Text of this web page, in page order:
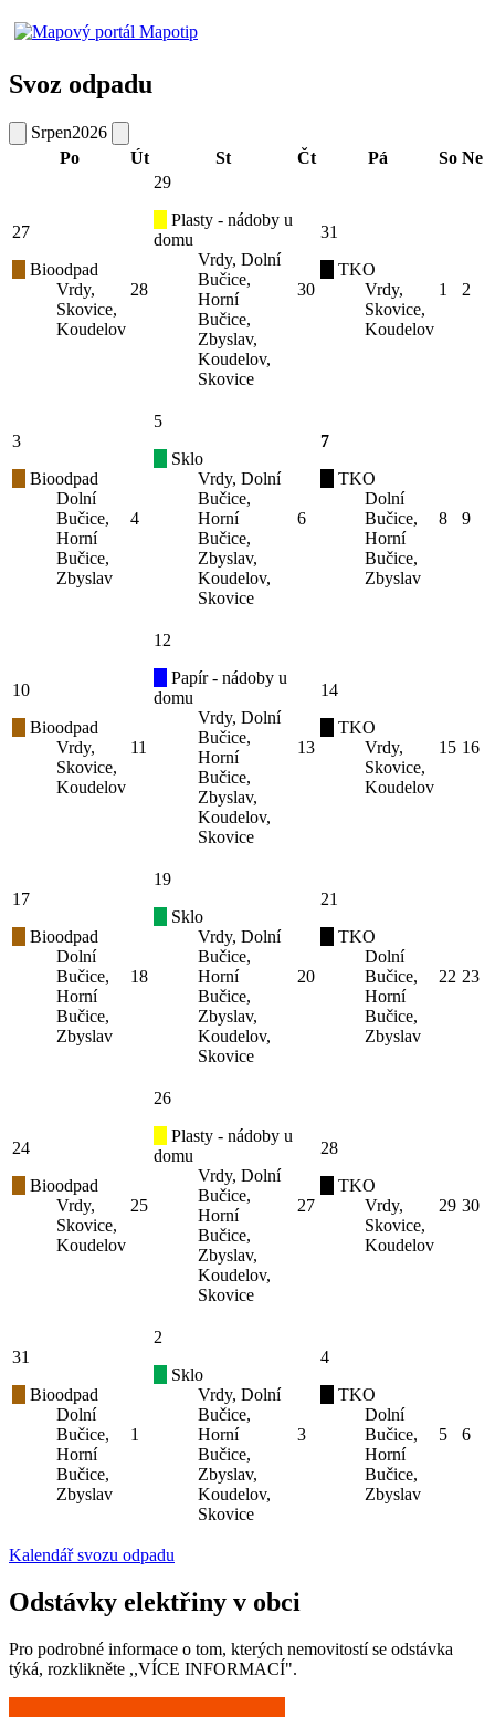
Svoz odpadu
Srpen2026
Po
Út St Čt Pá So Ne
27
Bioodpad
Vrdy,
Skovice,
Koudelov
28
29
Plasty - nádoby u
domu
Vrdy, Dolní
Bučice,
Horní
Bučice,
Zbyslav,
Koudelov,
Skovice
30
31
TKO
Vrdy,
Skovice,
Koudelov
1 2
3
Bioodpad
Dolní
Bučice,
Horní
Bučice,
Zbyslav
4
5
Sklo
Vrdy, Dolní
Bučice,
Horní
Bučice,
Zbyslav,
Koudelov,
Skovice
6
7
TKO
Dolní
Bučice,
Horní
Bučice,
Zbyslav
8 9
10
Bioodpad
Vrdy,
Skovice,
Koudelov
11
12
Papír - nádoby u
domu
Vrdy, Dolní
Bučice,
Horní
Bučice,
Zbyslav,
Koudelov,
Skovice
13
14
TKO
Vrdy,
Skovice,
Koudelov
15 16
17
Bioodpad
Dolní
Bučice,
Horní
Bučice,
Zbyslav
18
19
Sklo
Vrdy, Dolní
Bučice,
Horní
Bučice,
Zbyslav,
Koudelov,
Skovice
20
21
TKO
Dolní
Bučice,
Horní
Bučice,
Zbyslav
22 23
24
Bioodpad
Vrdy,
Skovice,
Koudelov
25
26
Plasty - nádoby u
domu
Vrdy, Dolní
Bučice,
Horní
Bučice,
Zbyslav,
Koudelov,
Skovice
27
28
TKO
Vrdy,
Skovice,
Koudelov
29 30
31
Bioodpad
Dolní
Bučice,
Horní
Bučice,
Zbyslav
1
2
Sklo
Vrdy, Dolní
Bučice,
Horní
Bučice,
Zbyslav,
Koudelov,
Skovice
3
4
TKO
Dolní
Bučice,
Horní
Bučice,
Zbyslav
5 6
Kalendář svozu odpadu
Odstávky elektřiny v obci
Pro podrobné informace o tom, kterých nemovitostí se odstávka
týká, rozklikněte ,,VÍCE INFORMACÍ".